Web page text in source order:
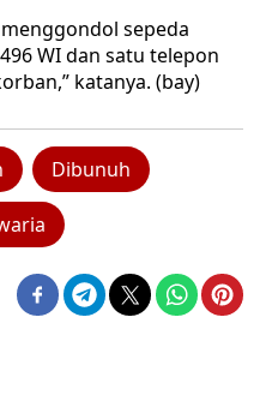
sepeda
WI dan satu telepon
katanya. (bay)
Dibunuh